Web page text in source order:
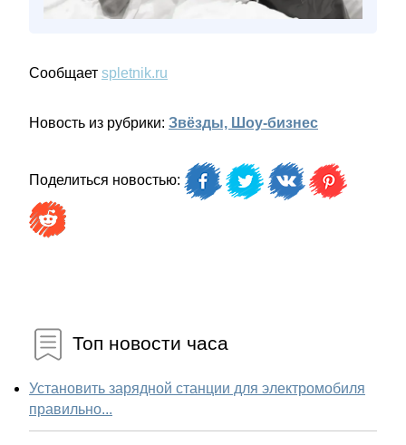
Сообщает spletnik.ru
Новость из рубрики: Звёзды, Шоу-бизнес
Поделиться новостью:
Топ новости часа
Установить зарядной станции для электромобиля
правильно...